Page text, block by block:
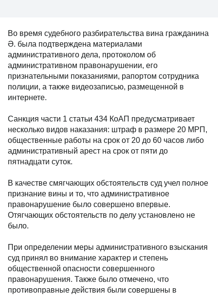
Во время судебного разбирательства вина гражданина
Ә. была подтверждена материалами
административного дела, протоколом об
административном правонарушении, его
признательными показаниями, рапортом сотрудника
полиции, а также видеозаписью, размещенной в
интернете.
Санкция части 1 статьи 434 КоАП предусматривает
несколько видов наказания: штраф в размере 20 МРП,
общественные работы на срок от 20 до 60 часов либо
административный арест на срок от пяти до
пятнадцати суток.
В качестве смягчающих обстоятельств суд учел полное
признание вины и то, что административное
правонарушение было совершено впервые.
Отягчающих обстоятельств по делу установлено не
было.
При определении меры административного взыскания
суд принял во внимание характер и степень
общественной опасности совершенного
правонарушения. Также было отмечено, что
противоправные действия были совершены в